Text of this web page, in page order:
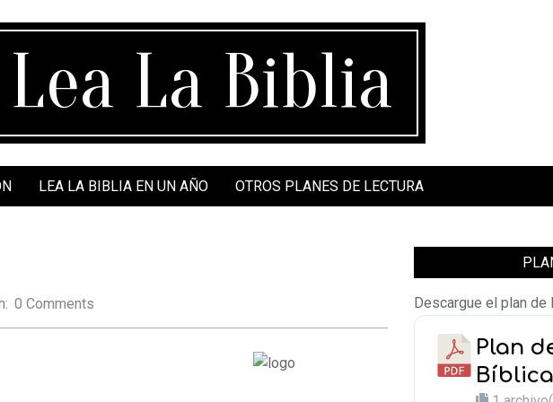
Lea La Biblia
LEA LA BIBLIA EN UN AÑO OTROS PLANES DE LECTURA
0 Comments Descargue el plan de
Plan